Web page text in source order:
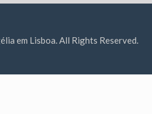
em Lisboa. All Rights Reserved.